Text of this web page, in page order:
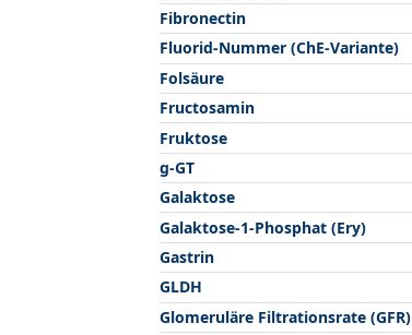
Fibronectin
Fluorid-Nummer (ChE-Variante)
Folsäure
Fructosamin
Fruktose
g-GT
Galaktose
Galaktose-1-Phosphat (Ery)
Gastrin
GLDH
Glomeruläre Filtrationsrate (GFR)